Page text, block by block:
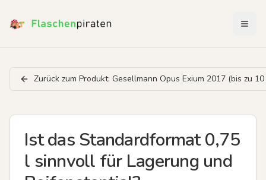
Zurück zum Produkt: Gesellmann Opus Exium 2017 (bis zu
Ist das Standardformat 0,75
l sinnvoll für Lagerung und